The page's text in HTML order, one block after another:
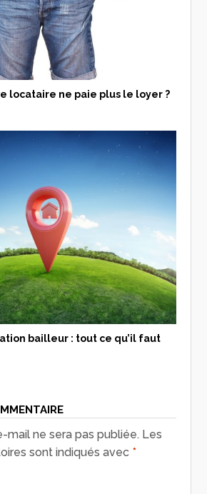
locataire ne paie plus le loyer ?
bailleur : tout ce qu’il faut
mail ne sera pas publiée. Les
sont indiqués avec *